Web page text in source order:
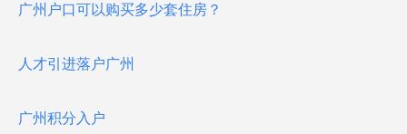
广州户口可以购买多少套住房？
人才引进落户广州
广州积分入户